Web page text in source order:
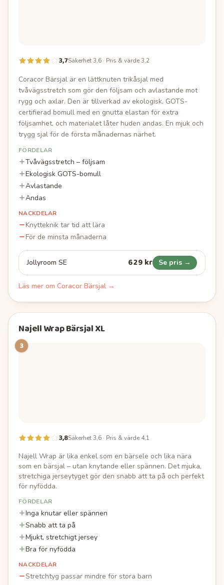
3,7Säkerhet 3,6 · Pris & värde 3,2
Coracor Bärsjal är en lättknuten trikåsjal med
tvåvägsstretch som gör den följsam och avlastande mot
rygg och axlar. Den är tillverkad av ekologisk, GOTS-
certifierad bomull med en gnutta elastan för extra
följsamhet, och materialet låter huden andas. En mjuk och
trygg sjal för de första månadernas närhet.
FÖRDELAR
Tvåvägsstretch – följsam
Ekologisk GOTS-bomull
Avlastande
Andas
NACKDELAR
Knytteknik tar tid att lära
För de minsta månaderna
Jollyroom SE 629 kr Se pris →
Läs mer om Coracor Bärsjal →
Najell Wrap Bärsjal XL
3
3,8Säkerhet 3,6 · Pris & värde 4,1
Najell Wrap är lika enkel som en bärsele och lika nära
som en bärsjal – utan knytande eller spännen. Det mjuka,
stretchiga jerseytyget gör den snabb att ta på och perfekt
för nyfödda.
FÖRDELAR
Inga knutar eller spännen
Snabb att ta på
Mjukt, stretchigt jersey
Bra för nyfödda
NACKDELAR
Stretchtyg passar mindre för stora barn